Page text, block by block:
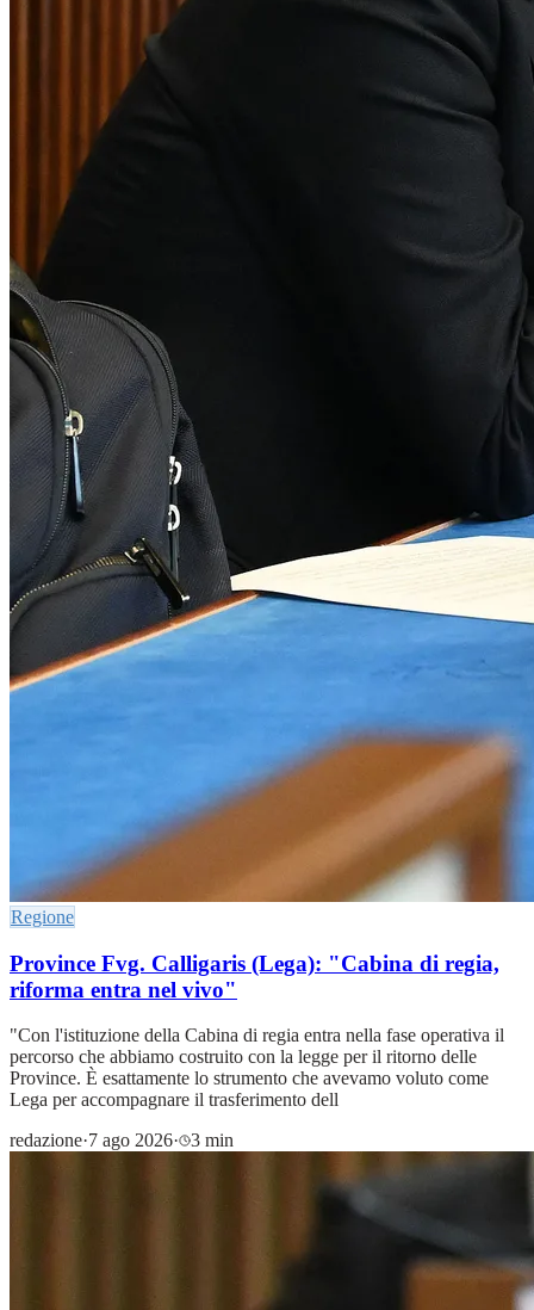
Regione
Province Fvg. Calligaris (Lega): "Cabina di regia,
riforma entra nel vivo"
"Con l'istituzione della Cabina di regia entra nella fase operativa il
percorso che abbiamo costruito con la legge per il ritorno delle
Province. È esattamente lo strumento che avevamo voluto come
Lega per accompagnare il trasferimento dell
redazione·7 ago 2026· 3 min